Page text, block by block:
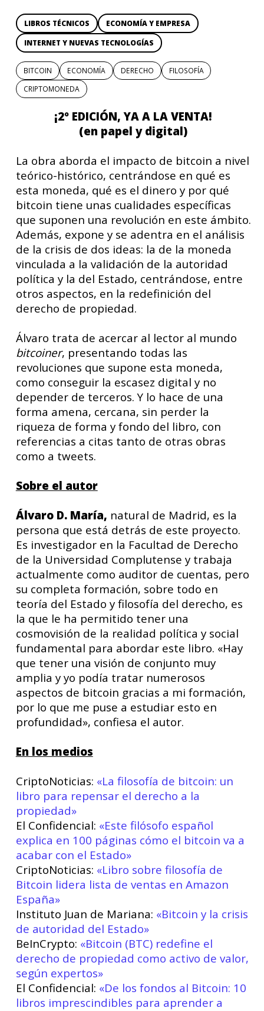
LIBROS TÉCNICOS
ECONOMÍA Y EMPRESA
INTERNET Y NUEVAS TECNOLOGÍAS
BITCOIN ECONOMÍA DERECHO
FILOSOFÍA
CRIPTOMONEDA
¡2º EDICIÓN, YA A LA VENTA!
(en papel y digital)
La obra aborda el impacto de bitcoin a nivel
teórico-histórico, centrándose en qué es
esta moneda, qué es el dinero y por qué
bitcoin tiene unas cualidades específicas
que suponen una revolución en este ámbito.
Además, expone y se adentra en el análisis
de la crisis de dos ideas: la de la moneda
vinculada a la validación de la autoridad
política y la del Estado, centrándose, entre
otros aspectos, en la redefinición del
derecho de propiedad.
Álvaro trata de acercar al lector al mundo
bitcoiner, presentando todas las
revoluciones que supone esta moneda,
como conseguir la escasez digital y no
depender de terceros. Y lo hace de una
forma amena, cercana, sin perder la
riqueza de forma y fondo del libro, con
referencias a citas tanto de otras obras
como a tweets.
Sobre el autor
Álvaro D. María, natural de Madrid, es la
persona que está detrás de este proyecto.
Es investigador en la Facultad de Derecho
de la Universidad Complutense y trabaja
actualmente como auditor de cuentas, pero
su completa formación, sobre todo en
teoría del Estado y filosofía del derecho, es
la que le ha permitido tener una
cosmovisión de la realidad política y social
fundamental para abordar este libro. «Hay
que tener una visión de conjunto muy
amplia y yo podía tratar numerosos
aspectos de bitcoin gracias a mi formación,
por lo que me puse a estudiar esto en
profundidad», confiesa el autor.
En los medios
CriptoNoticias: «La filosofía de bitcoin: un
libro para repensar el derecho a la
propiedad»
El Confidencial: «Este filósofo español
explica en 100 páginas cómo el bitcoin va a
acabar con el Estado»
CriptoNoticias: «Libro sobre filosofía de
Bitcoin lidera lista de ventas en Amazon
España»
Instituto Juan de Mariana: «Bitcoin y la crisis
de autoridad del Estado»
BeInCrypto: «Bitcoin (BTC) redefine el
derecho de propiedad como activo de valor,
según expertos»
El Confidencial: «De los fondos al Bitcoin: 10
libros imprescindibles para aprender a